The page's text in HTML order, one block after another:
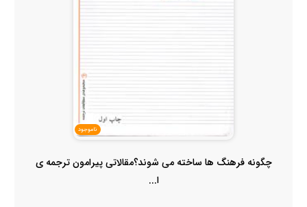
ناموجود
چگونه فرهنگ ها ساخته می شوند؟مقالاتی پیرامون ترجمه ی
ا...